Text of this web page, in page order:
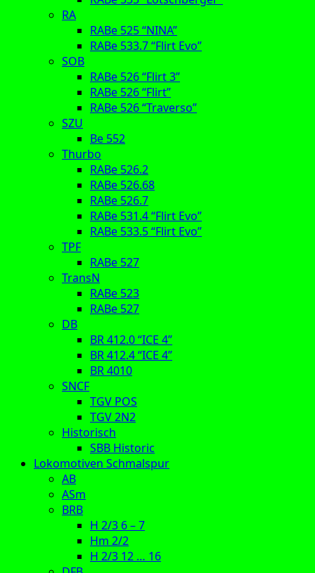
RA
RABe 525 “NINA”
RABe 533.7 “Flirt Evo”
SOB
RABe 526 “Flirt 3”
RABe 526 “Flirt”
RABe 526 “Traverso”
SZU
Be 552
Thurbo
RABe 526.2
RABe 526.68
RABe 526.7
RABe 531.4 “Flirt Evo”
RABe 533.5 “Flirt Evo”
TPF
RABe 527
TransN
RABe 523
RABe 527
DB
BR 412.0 “ICE 4”
BR 412.4 “ICE 4”
BR 4010
SNCF
TGV POS
TGV 2N2
Historisch
SBB Historic
Lokomotiven Schmalspur
AB
ASm
BRB
H 2/3 6 – 7
Hm 2/2
H 2/3 12 … 16